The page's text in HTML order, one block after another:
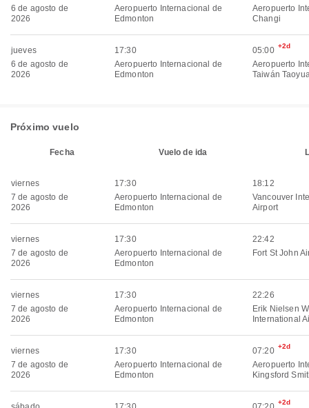
6 de agosto de
2026
Aeropuerto Internacional de
Edmonton
Aeropuerto
Changi
jueves
6 de agosto de
2026
17:30
Aeropuerto Internacional de
Edmonton
05:00 +2d
Aeropuerto
Taiwán
Próximo vuelo
Fecha Vuelo de ida
viernes
7 de agosto de
2026
17:30
Aeropuerto Internacional de
Edmonton
18:12
Vancouver
Airport
viernes
7 de agosto de
2026
17:30
Aeropuerto Internacional de
Edmonton
22:42
Fort St John
viernes
7 de agosto de
2026
17:30
Aeropuerto Internacional de
Edmonton
22:26
Erik Nielsen
International
viernes
7 de agosto de
2026
17:30
Aeropuerto Internacional de
Edmonton
07:20 +2d
Aeropuerto
Kingsford
+2d